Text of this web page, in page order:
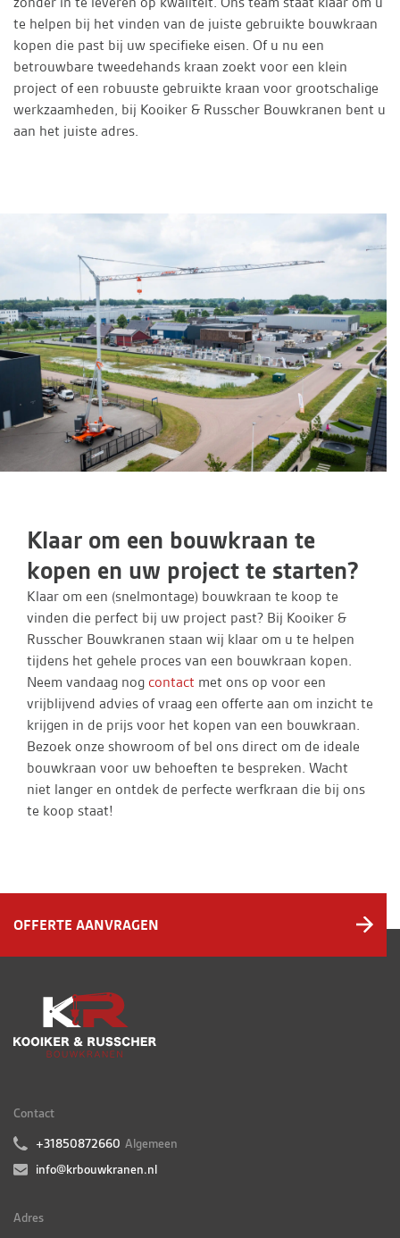
te helpen bij het vinden van de juiste gebruikte bouwkraan
kopen die past bij uw specifieke eisen. Of u nu een
betrouwbare tweedehands kraan zoekt voor een klein
project of een robuuste gebruikte kraan voor grootschalige
werkzaamheden, bij Kooiker & Russcher Bouwkranen bent u
aan het juiste adres.
Klaar om een bouwkraan te
kopen en uw project te starten?
Klaar om een (snelmontage) bouwkraan te koop te
vinden die perfect bij uw project past? Bij Kooiker &
Russcher Bouwkranen staan wij klaar om u te helpen
tijdens het gehele proces van een bouwkraan kopen.
Neem vandaag nog contact met ons op voor een
vrijblijvend advies of vraag een offerte aan om inzicht te
krijgen in de prijs voor het kopen van een bouwkraan.
Bezoek onze showroom of bel ons direct om de ideale
bouwkraan voor uw behoeften te bespreken. Wacht
niet langer en ontdek de perfecte werfkraan die bij ons
te koop staat!
OFFERTE AANVRAGEN
Contact
+31850872660 Algemeen
info@krbouwkranen.nl
Adres